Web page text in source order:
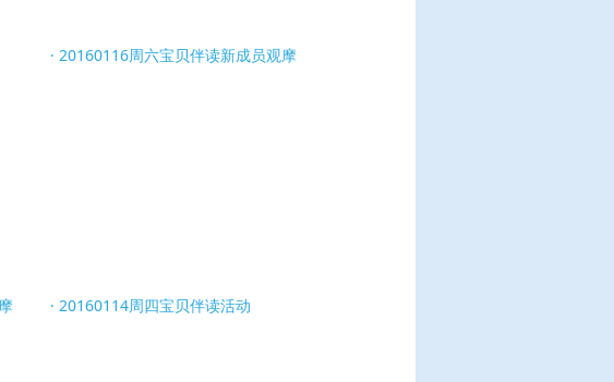
20160116周六宝贝伴读新成员观摩
20160114周四宝贝伴读活动